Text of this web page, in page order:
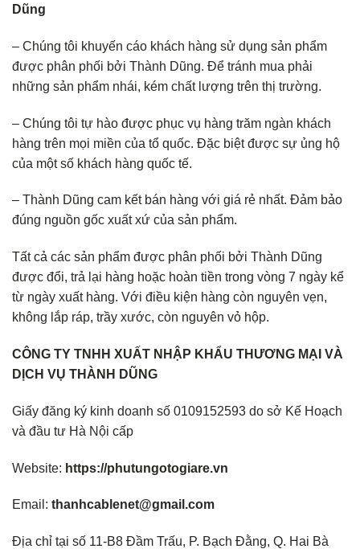
Dũng
– Chúng tôi khuyến cáo khách hàng sử dụng sản phẩm
được phân phối bởi Thành Dũng. Để tránh mua phải
những sản phẩm nhái, kém chất lượng trên thị trường.
– Chúng tôi tự hào được phục vụ hàng trăm ngàn khách
hàng trên mọi miền của tổ quốc. Đặc biệt được sự ủng hộ
của một số khách hàng quốc tế.
– Thành Dũng cam kết bán hàng với giá rẻ nhất. Đảm bảo
đúng nguồn gốc xuất xứ của sản phẩm.
Tất cả các sản phẩm được phân phối bởi Thành Dũng
được đổi, trả lại hàng hoặc hoàn tiền trong vòng 7 ngày kể
từ ngày xuất hàng. Với điều kiện hàng còn nguyên vẹn,
không lắp ráp, trầy xước, còn nguyên vỏ hộp.
CÔNG TY TNHH XUẤT NHẬP KHẨU THƯƠNG MẠI VÀ
DỊCH VỤ THÀNH DŨNG
Giấy đăng ký kinh doanh số 0109152593 do sở Kế Hoạch
và đầu tư Hà Nội cấp
Website: https://phutungotogiare.vn
Email: thanhcablenet@gmail.com
Địa chỉ tại số 11-B8 Đầm Trấu, P. Bạch Đằng, Q. Hai Bà